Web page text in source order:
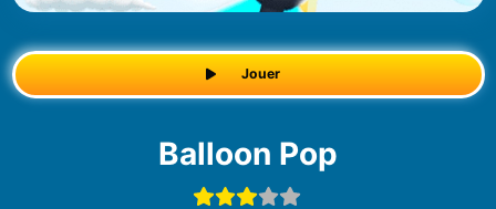
Jouer
Balloon Pop